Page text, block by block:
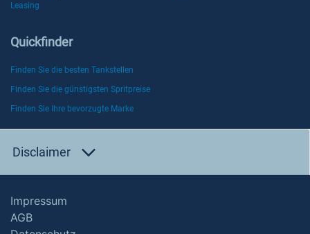
Leasing
Quickfinder
Finden Sie die besten Tankstellen
Finden Sie die günstigsten Spritpreise
Finden Sie Ihre bevorzugte Marke
Disclaimer
Impressum
AGB